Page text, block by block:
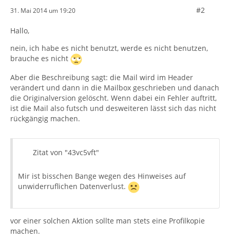
31. Mai 2014 um 19:20 #2
Hallo,
nein, ich habe es nicht benutzt, werde es nicht benutzen,
brauche es nicht
Aber die Beschreibung sagt: die Mail wird im Header
verändert und dann in die Mailbox geschrieben und danach
die Originalversion gelöscht. Wenn dabei ein Fehler auftritt,
ist die Mail also futsch und desweiteren lässt sich das nicht
rückgängig machen.
Zitat von "43vc5vft"
Mir ist bisschen Bange wegen des Hinweises auf
unwiderruflichen Datenverlust.
vor einer solchen Aktion sollte man stets eine Profilkopie
machen.